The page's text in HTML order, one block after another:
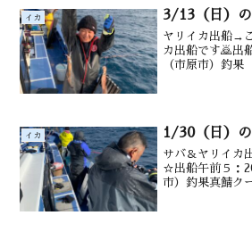
イカ 3/13（日）
ヤリイカ出船→
カ出船です🙇出
（市原市）釣
イカ 1/30（日）
サバ＆ヤリイ
☆出船午前５：
市）釣果真鯖ク